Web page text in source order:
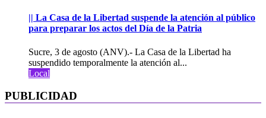
|| La Casa de la Libertad suspende la atención al público
para preparar los actos del Día de la Patria
Sucre, 3 de agosto (ANV).- La Casa de la Libertad ha
suspendido temporalmente la atención al...
Local
PUBLICIDAD